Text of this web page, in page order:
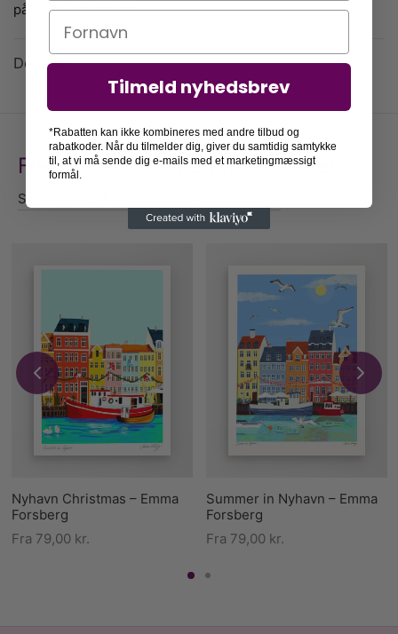
på en fin vinteraften.
Detaljer
Flere plakater af Emma Forsberg
Se alle vores Emma Forsberg plakater her
Nyhavn Christmas – Emma
Forsberg
Fra 79,00 kr.
Summer in Nyhavn – Emma
Forsberg
Fra 79,00 kr.
Navn
Tilmeld nyhedsbrev
*Rabatten kan ikke kombineres med andre tilbud og
rabatkoder. Når du tilmelder dig, giver du samtidig samtykke
til, at vi må sende dig e-mails med et marketingmæssigt
formål.